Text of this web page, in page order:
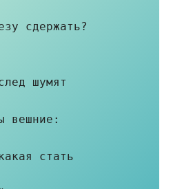
сдержать?
шумят
вешние:
стать